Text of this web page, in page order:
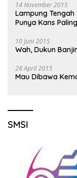
14 November 2015
Lampung
Punya Kans
10 Juni 2015
Wah, Dukun
28 April 2015
Mau Dibawa
SMSI